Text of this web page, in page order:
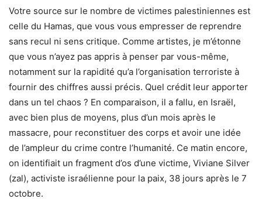
Votre source sur le nombre de victimes palestiniennes est
celle du Hamas, que vous vous empresser de reprendre
sans recul ni sens critique. Comme artistes, je m’étonne
que vous n’ayez pas appris à penser par vous-même,
notamment sur la rapidité qu’a l’organisation terroriste à
fournir des chiffres aussi précis. Quel crédit leur apporter
dans un tel chaos ? En comparaison, il a fallu, en Israël,
avec bien plus de moyens, plus d’un mois après le
massacre, pour reconstituer des corps et avoir une idée
de l’ampleur du crime contre l’humanité. Ce matin encore,
on identifiait un fragment d’os d’une victime, Viviane Silver
(zal), activiste israélienne pour la paix, 38 jours après le 7
octobre.